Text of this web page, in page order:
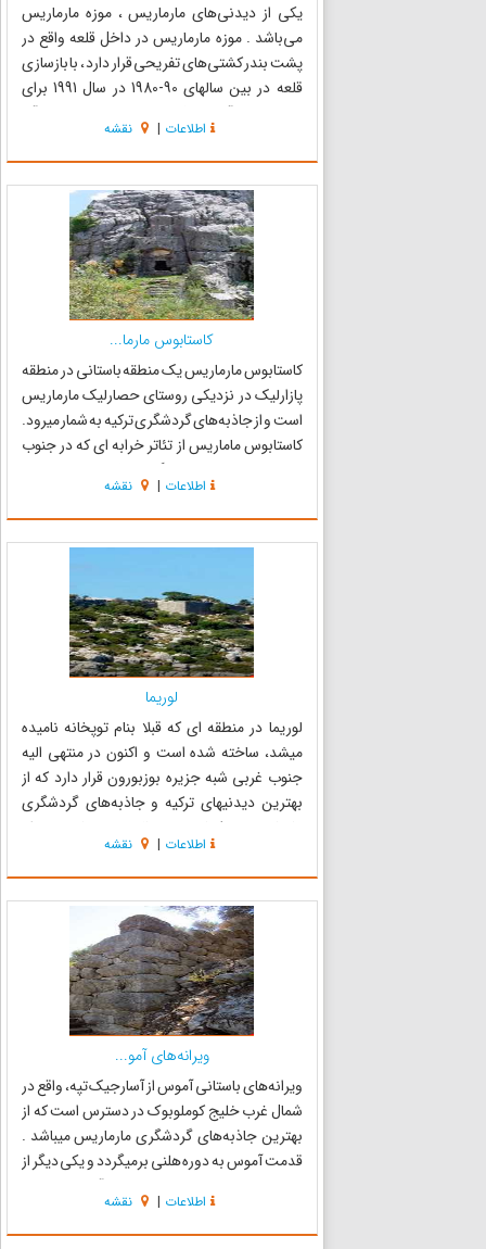
یکی از دیدنی‌های مارماریس ، موزه مارماریس
می‌باشد . موزه مارماریس در داخل قلعه واقع در
پشت بندر کشتی‌های تفریحی قرار دارد ، با بازسازی
قلعه در بین سالهای 90-1980 در سال 1991 برای
بازدید عموم آماده و افتتاح شده است . از ورودی آن
که سقفی با معماری ضربی دارد وارد حیاط شده و با
پلکانهای ...
اطلاعات | نقشه
کاستابوس مارما...
کاستابوس مارماریس یک منطقه باستانی در منطقه
پازارلیک در نزدیکی روستای حصارلیک مارماریس
است و از جاذبه‌های گردشگری ترکیه به شمار میرود.
کاستابوس ماماریس از تئاتر خرابه ای که در جنوب
قرار دارد همراه با پرستشگاه ، تشکیل شده است .با
یک صعود یک ساعته می‌توان به کاستابوس
مارماریس که مکانی ...
اطلاعات | نقشه
لوریما
لوریما در منطقه ای که قبلا بنام توپخانه نامیده
میشد، ساخته شده است و اکنون در منتهی الیه
جنوب غربی شبه جزیره بوزبورون قرار دارد که از
بهترین دیدنیهای ترکیه و جاذبه‌های گردشگری
مارماریس به شمار میرود.جالب‌ترین بنا در محوطه
مسکونی استحکاماتی است که بروی بورونباشی
واقع شده و بخوبی حفاظت گر...
اطلاعات | نقشه
ویرانه‌های آمو...
ویرانه‌های باستانی آموس از آسارجیک تپه، واقع در
شمال غرب خلیج کوملوبوک در دسترس است که از
بهترین جاذبه‌های گردشگری مارماریس میباشد .
قدمت آموس به دوره هلنی برمیگردد و یکی دیگر از
جاذبه‌های مارماریس ترکیه است. آمفوس از یک
سالن آمفی تئاتر در دامنه کوه، یک معبد و مجسمه
تشکیل شده است.ویرا...
اطلاعات | نقشه